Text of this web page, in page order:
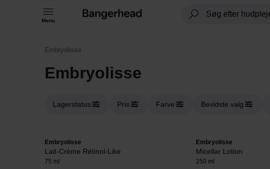
Menu
Embryolisse
Embryolisse
Lagerstatus Pris Farve Bevidste valg
Embryolisse
Lait-Crème Rétinol-Like
75 ml
Embryolisse
Micellar Lotion
250 ml